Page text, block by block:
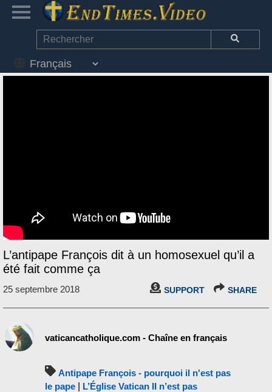
L’antipape François dit à un homosexuel qu’il a
été fait comme ça
25 septembre 2018 SUPPORT SHARE
vaticancatholique.com - Chaîne en français
Antipape François - pourquoi il n'est pas
le pape
L’Église Vatican II n’est pas